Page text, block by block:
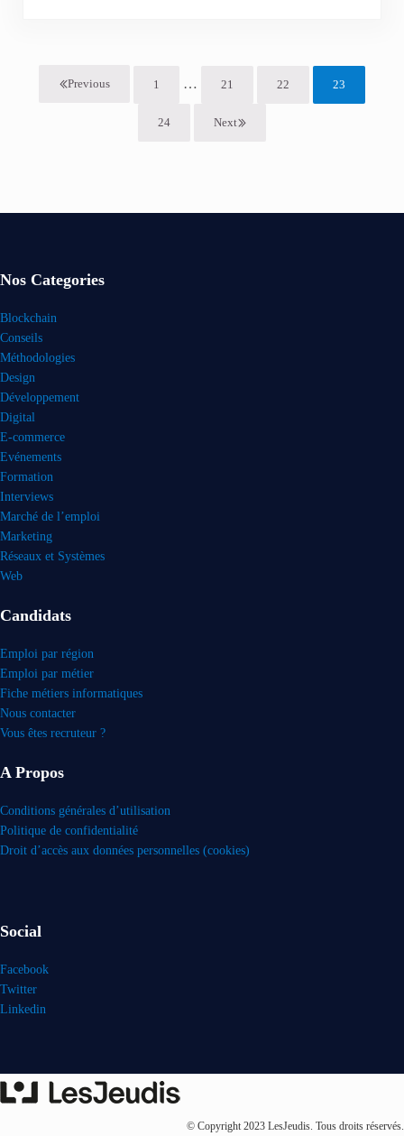
Previous Page
1 Interim pages omitted
… Page
21 Page
22 Page
23
Page
24 Next
Nos Categories
Blockchain
Conseils
Méthodologies
Design
Développement
Digital
E-commerce
Evénements
Formation
Interviews
Marché de l’emploi
Marketing
Réseaux et Systèmes
Web
Candidats
Emploi par région
Emploi par métier
Fiche métiers informatiques
Nous contacter
Vous êtes recruteur ?
A Propos
Conditions générales d’utilisation
Politique de confidentialité
Droit d’accès aux données personnelles (cookies)
Social
Facebook
Twitter
Linkedin
© Copyright 2023 LesJeudis. Tous droits réservés.